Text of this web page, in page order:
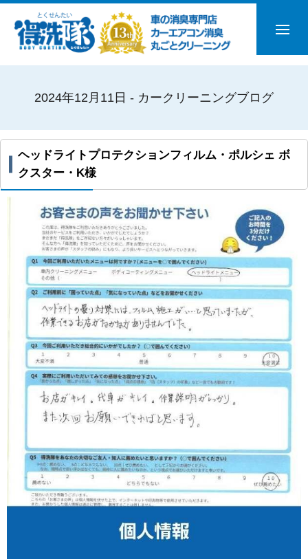
2024年12月11日 - カークリーニングブログ
ヘッドライトプロテクションフィルム・ポルシェ ボ
クスター・K様